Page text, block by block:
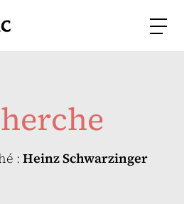
: Heinz Schwarzinger